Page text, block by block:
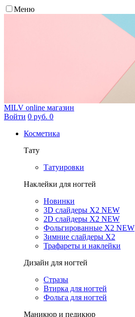
Меню
MILV online магазин
Войти 0 руб. 0
Косметика
Тату
Татуировки
Наклейки для ногтей
Новинки
3D слайдеры X2 NEW
2D слайдеры X2 NEW
Фольгированные X2 NEW
Зимние слайдеры Х2
Трафареты и наклейки
Дизайн для ногтей
Стразы
Втирка для ногтей
Фольга для ногтей
Маникюр и педикюр